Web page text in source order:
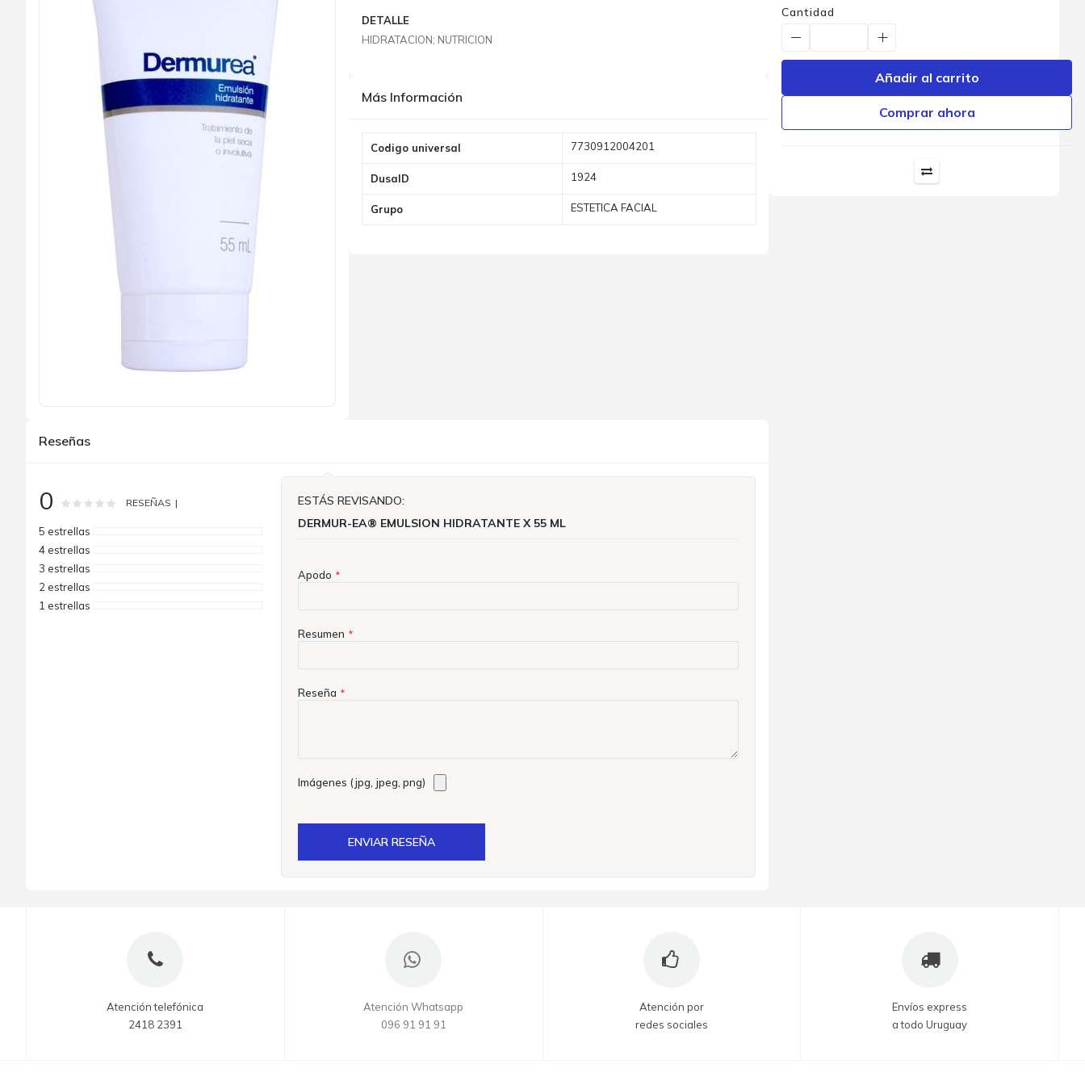
comienzo
de
imágenes
DETALLE
HIDRATACION; NUTRICION
Más Información
Información
Codigo universal 7730912004201
DusaID 1924
Grupo ESTETICA FACIAL
Reseñas
0 Rating: % of100
RESEÑAS
5 estrellas
4 estrellas
3 estrellas
2 estrellas
1 estrellas
ESTÁS REVISANDO:
DERMUR-EA® EMULSION HIDRATANTE X 55 ML
Apodo
Resumen
Reseña
Imágenes (jpg, jpeg, png)
ENVIAR RESEÑA
Cantidad
Añadir al carrito
Comprar ahora
Atención telefónica
2418 2391
Atención Whatsapp
096 91 91 91
Atención por
redes sociales
Envíos express
a todo Uruguay